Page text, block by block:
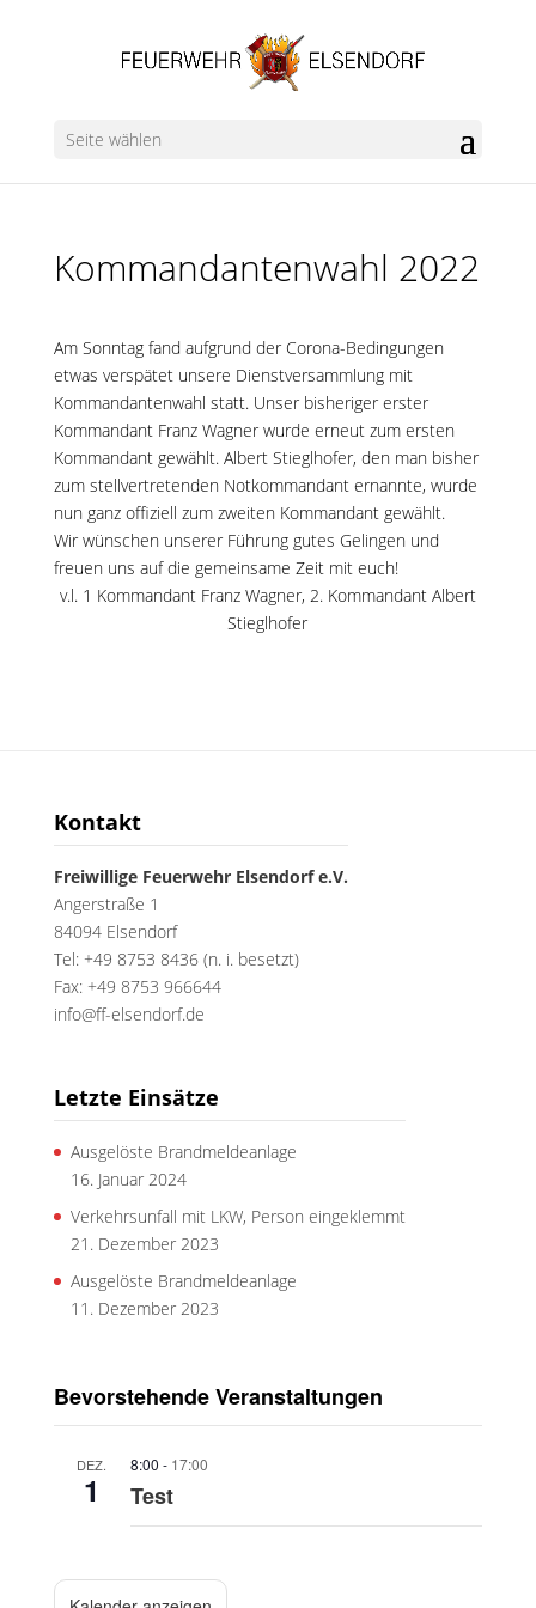
Seite wählen
Kommandantenwahl 2022
Am Sonntag fand aufgrund der Corona-Bedingungen
etwas verspätet unsere Dienstversammlung mit
Kommandantenwahl statt. Unser bisheriger erster
Kommandant Franz Wagner wurde erneut zum ersten
Kommandant gewählt. Albert Stieglhofer, den man bisher
zum stellvertretenden Notkommandant ernannte, wurde
nun ganz offiziell zum zweiten Kommandant gewählt.
Wir wünschen unserer Führung gutes Gelingen und
freuen uns auf die gemeinsame Zeit mit euch!
v.l. 1 Kommandant Franz Wagner, 2. Kommandant Albert
Stieglhofer
Kontakt
Freiwillige Feuerwehr Elsendorf e.V.
Angerstraße 1
84094 Elsendorf
Tel: +49 8753 8436 (n. i. besetzt)
Fax: +49 8753 966644
info@ff-elsendorf.de
Letzte Einsätze
Ausgelöste Brandmeldeanlage
16. Januar 2024
Verkehrsunfall mit LKW, Person eingeklemmt
21. Dezember 2023
Ausgelöste Brandmeldeanlage
11. Dezember 2023
Bevorstehende Veranstaltungen
DEZ.
1
8:00 - 17:00
Test